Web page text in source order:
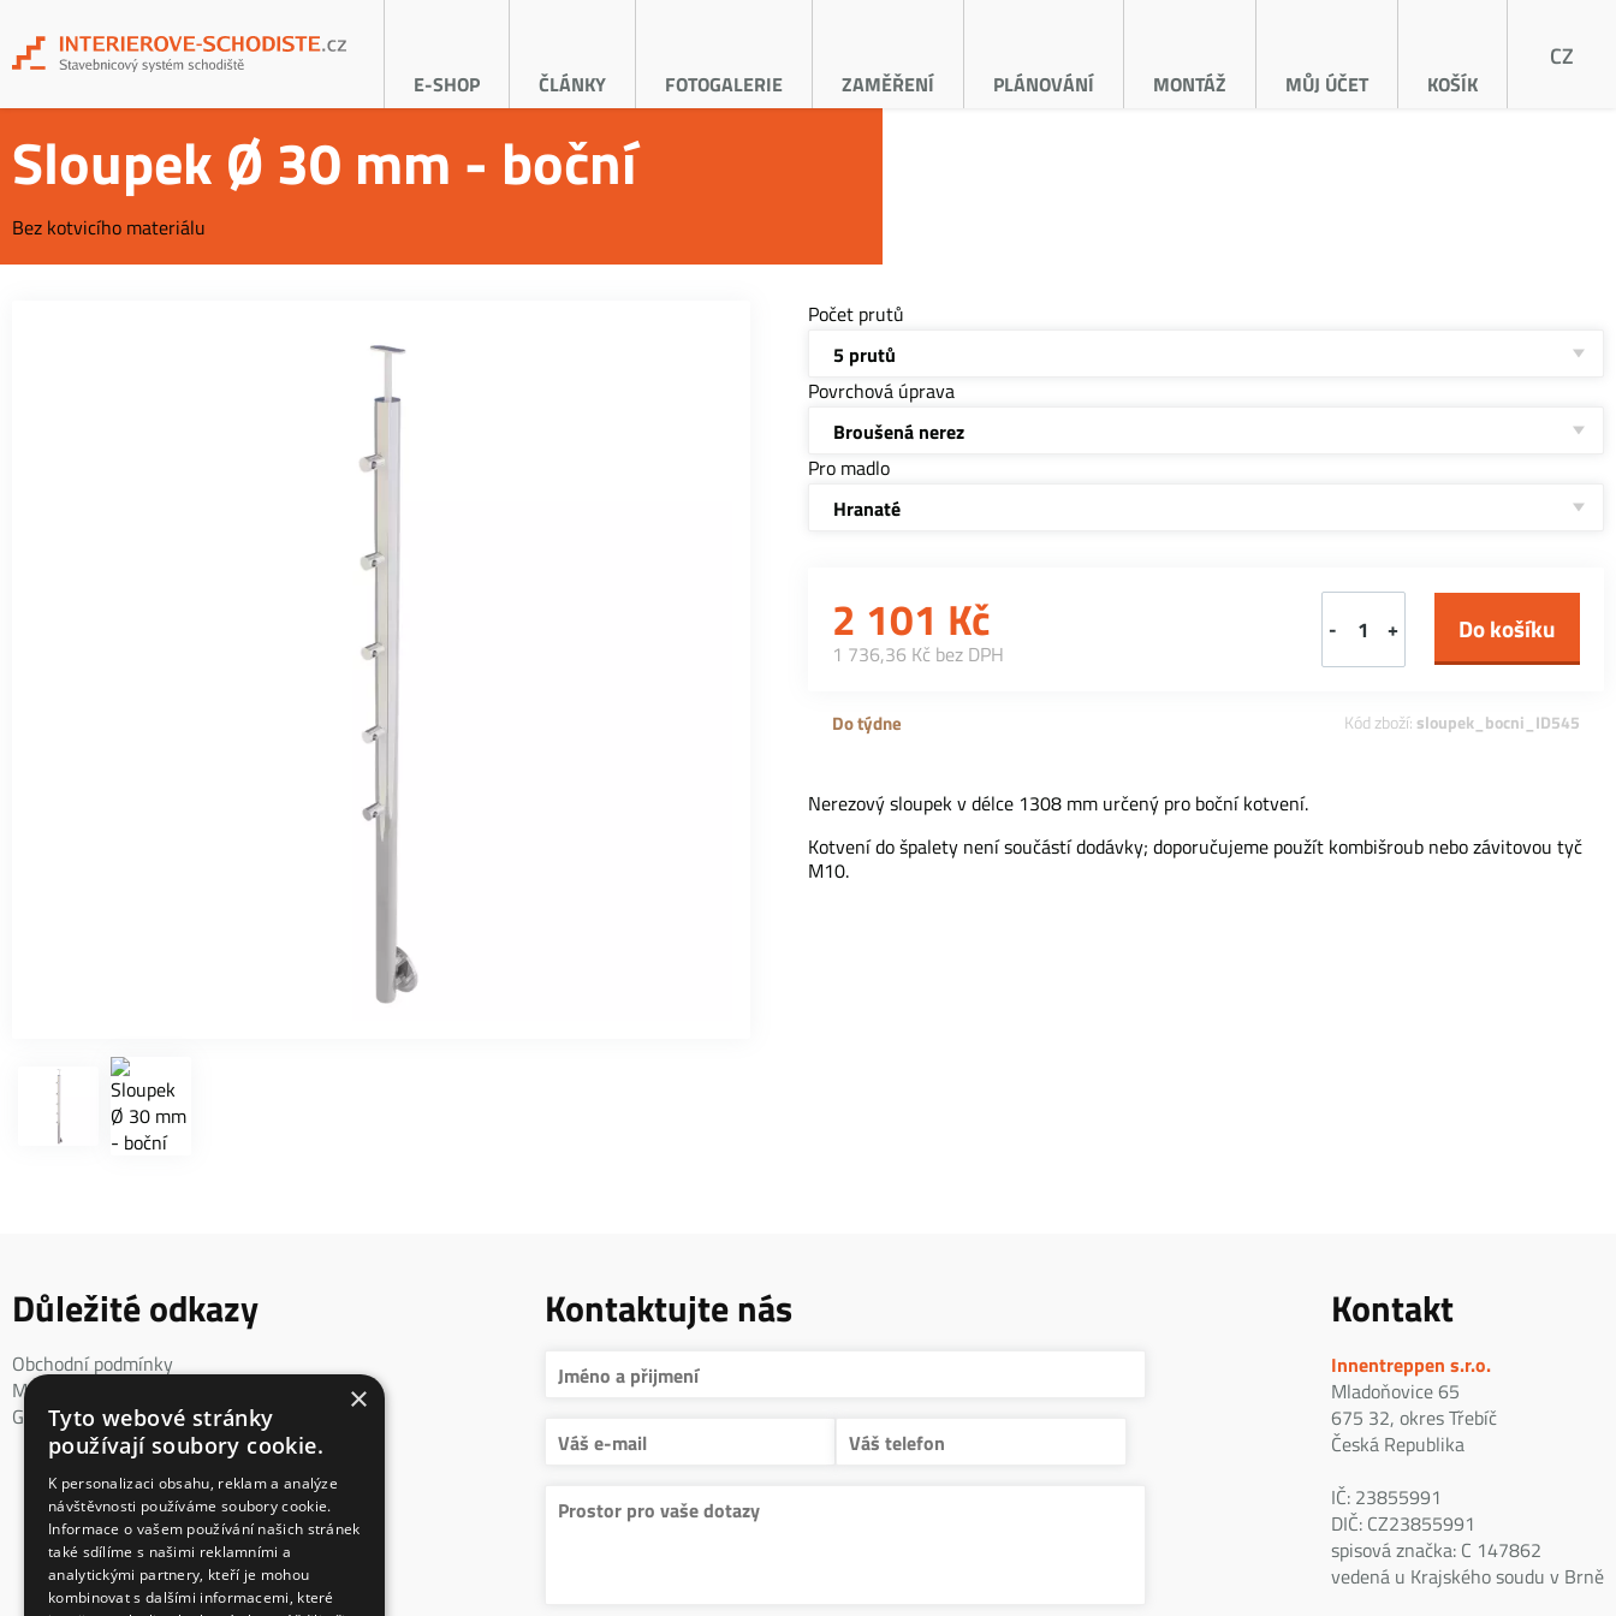
E-SHOP ČLÁNKY FOTOGALERIE ZAMĚŘENÍ PLÁNOVÁNÍ MONTÁŽ MŮJ ÚČET KOŠÍK
CZ
Sloupek Ø 30 mm - boční
Bez kotvicího materiálu
Počet prutů
5 prutů
Povrchová úprava
Broušená nerez
Pro madlo
Hranaté
2 101 Kč
1 736,36 Kč bez DPH
- +
Do týdne Kód zboží: sloupek_bocni_ID545
Nerezový sloupek v délce 1308 mm určený pro boční kotvení.
Kotvení do špalety není součástí dodávky; doporučujeme použít kombišroub nebo závitovou tyč
M10.
Důležité odkazy
Obchodní podmínky
Mimosoudní řešení spotřebitelského sporu
GDPR
Kontaktujte nás Kontakt
Innentreppen s.r.o.
Mladoňovice 65
675 32, okres Třebíč
Česká Republika
IČ: 23855991
DIČ: CZ23855991
spisová značka: C 147862
vedená u Krajského soudu v Brně
×
Tyto webové stránky
používají soubory cookie.
K personalizaci obsahu, reklam a analýze
návštěvnosti používáme soubory cookie.
Informace o vašem používání našich stránek
také sdílíme s našimi reklamními a
analytickými partnery, kteří je mohou
kombinovat s dalšími informacemi, které